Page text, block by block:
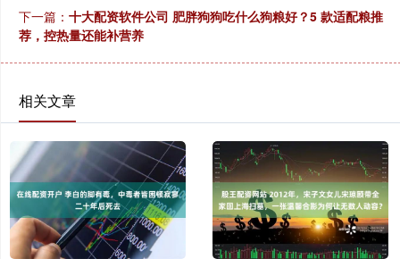
下一篇： 十大配资软件公司 肥胖狗狗吃什么狗粮好？5 款适配粮推
荐，控热量还能补营养
相关文章